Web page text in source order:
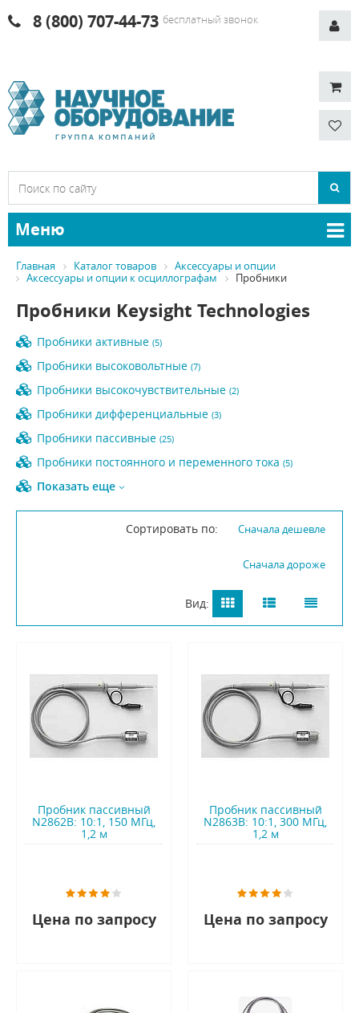
8 (800) 707-44-73 бесплатный звонок
Меню
Главная Каталог товаров
Аксессуары и опции
Аксессуары и опции к осциллографам
Пробники
Пробники Keysight Technologies
Пробники активные (5)
Пробники высоковольтные (7)
Пробники высокочувствительные (2)
Пробники дифференциальные (3)
Пробники пассивные (25)
Пробники постоянного и переменного тока (5)
Показать еще
Сортировать по: Сначала дешевле
Сначала дороже
Вид:
Пробник пассивный
N2862B: 10:1, 150 МГц,
1,2 м
Цена по запросу
Пробник пассивный
N2863B: 10:1, 300 МГц,
1,2 м
Цена по запросу